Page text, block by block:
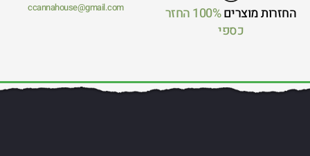
החזרות מוצרים
100% החזר
כספי
ccannahouse@gmail.com